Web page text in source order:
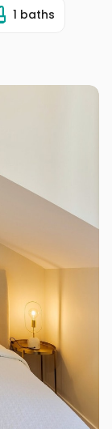
1 baths